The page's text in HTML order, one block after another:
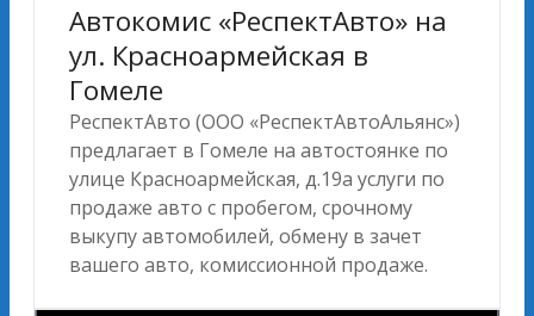
Автокомис «РеспектАвто» на
ул. Красноармейская в
Гомеле
РеспектАвто (ООО «РеспектАвтоАльянс»)
предлагает в Гомеле на автостоянке по
улице Красноармейская, д.19а услуги по
продаже авто c пробегом, срочному
выкупу автомобилей, обмену в зачет
вашего авто, комиссионной продаже.